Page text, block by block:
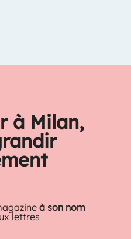
à Milan,
à son nom
lettres